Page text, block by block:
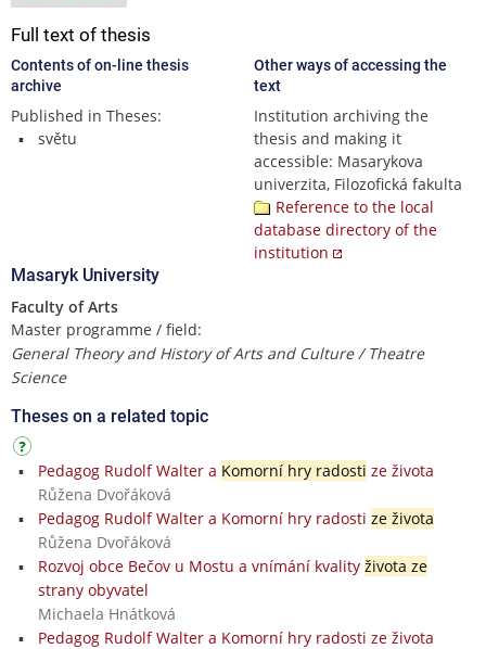
Full text of thesis
Contents of on-line thesis
archive
Published in Theses:
světu
Other ways of accessing the
text
Institution archiving the
thesis and making it
accessible: Masarykova
univerzita, Filozofická fakulta
Reference to the local
database directory of the
institution
Masaryk University
Faculty of Arts
Master programme / field:
General Theory and History of Arts and Culture / Theatre
Science
Theses on a related topic
Pedagog Rudolf Walter a Komorní hry radosti ze života
Růžena Dvořáková
Pedagog Rudolf Walter a Komorní hry radosti ze života
Růžena Dvořáková
Rozvoj obce Bečov u Mostu a vnímání kvality života ze
strany obyvatel
Michaela Hnátková
Pedagog Rudolf Walter a Komorní hry radosti ze života